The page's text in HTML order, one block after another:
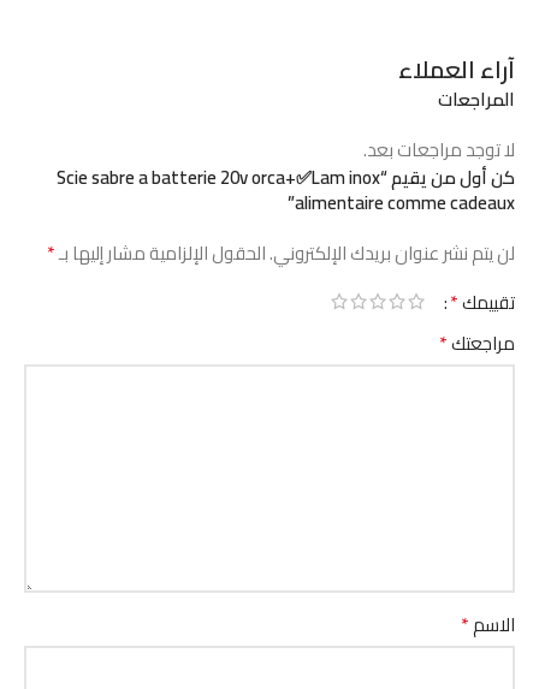
آراء العملاء
المراجعات
لا توجد مراجعات بعد.
كن أول من يقيم “Scie sabre a batterie 20v orca+✅Lam inox
alimentaire comme cadeaux”
لن يتم نشر عنوان بريدك الإلكتروني.الحقول الإلزامية مشار إليها بـ*
تقييمك*
مراجعتك*
الاسم*